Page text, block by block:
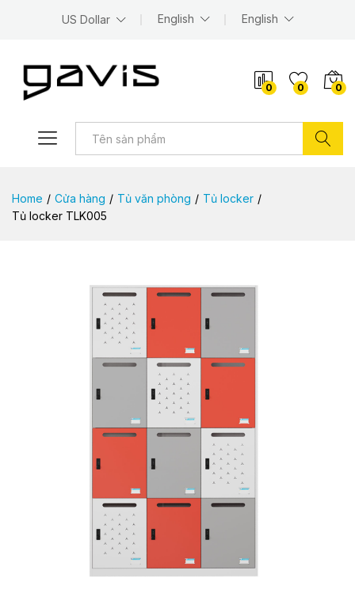
US Dollar English English
0 0 0
Home / Cửa hàng / Tủ văn phòng / Tủ locker /
Tủ locker TLK005